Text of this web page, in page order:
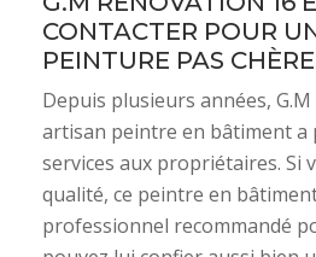
CONTACTER POUR
PEINTURE PAS
Depuis plusieurs années,
artisan peintre en bâtiment a
services aux propriétaires. Si
qualité, ce peintre en
professionnel recommandé